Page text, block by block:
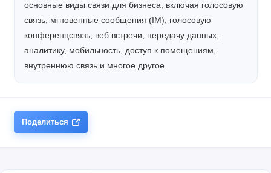
основные виды связи для бизнеса, включая голосовую
связь, мгновенные сообщения (IM), голосовую
конференцсвязь, веб встречи, передачу данных,
аналитику, мобильность, доступ к помещениям,
внутреннюю связь и многое другое.
Поделиться